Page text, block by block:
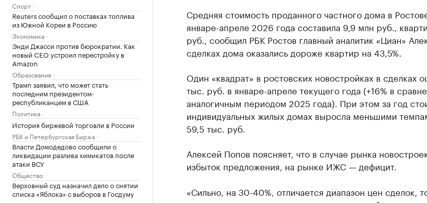
Спорт
Reuters сообщил о поставках топлива
из Южной Кореи в Россию
Экономика
Энди Джасси против бюрократии. Как
новый CEO устроил перестройку в
Amazon
Образование
Трамп заявил, что может стать
последним президентом-
республиканцем в США
Политика
История биржевой торговли в России
РБК и Петербургская Биржа
Власти Домодедово сообщили о
ликвидации разлива химикатов после
атаки ВСУ
Общество
Верховный суд назначил дело о снятии
списка «Яблока» с выборов в Госдуму
Средняя стоимость проданного частного дома в
январе-апреле 2026 года составила 9,9 млн руб.,
руб., сообщил РБК Ростов главный аналитик «Циан»
сделках дома оказались дороже квартир на 43,5%.
Один «квадрат» в ростовских новостройках в сделках
тыс. руб. в январе-апреле текущего года (+16% в
аналогичным периодом 2025 года). При этом за год
индивидуальных жилых домах выросла меньшими
59,5 тыс. руб.
Алексей Попов поясняет, что в случае рынка
избыток предложения, на рынке ИЖС — дефицит.
«Сильно, на 30-40%, отличается диапазон цен сделок,